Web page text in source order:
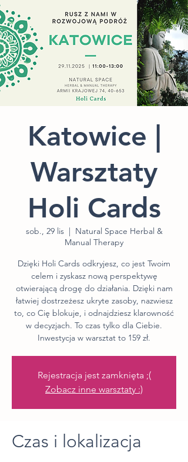
Katowice |
Warsztaty
Holi Cards
sob., 29 lis
  |
Natural Space Herbal &
Manual Therapy
Dzięki Holi Cards odkryjesz, co jest Twoim
celem i zyskasz nową perspektywę
otwierającą drogę do działania. Dzięki nam
łatwiej dostrzeżesz ukryte zasoby, nazwiesz
to, co Cię blokuje, i odnajdziesz klarowność
w decyzjach. To czas tylko dla Ciebie.
Inwestycja w warsztat to 159 zł.
Rejestracja jest zamknięta ;(
Zobacz inne warsztaty :)
Czas i lokalizacja